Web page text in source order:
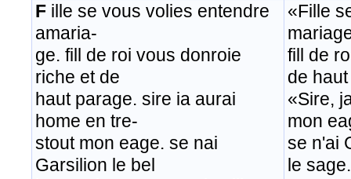
F ille se vous volies entendre
amaria-
ge. fill de roi vous donroie
riche et de
haut parage. sire ia aurai
home en tre-
stout mon eage. se nai
Garsilion le bel
«Fille
fill de
de
«Sire,
mon
se n'ai
le sage.